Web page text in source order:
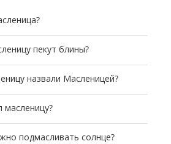
пекут блины?
назвали Масленицей?
масленицу?
подмасливать солнце?